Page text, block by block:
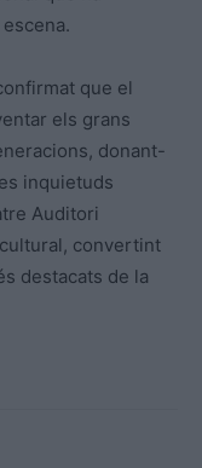
que el
els grans
donant-
inquietuds
Auditori
convertint
destacats de la